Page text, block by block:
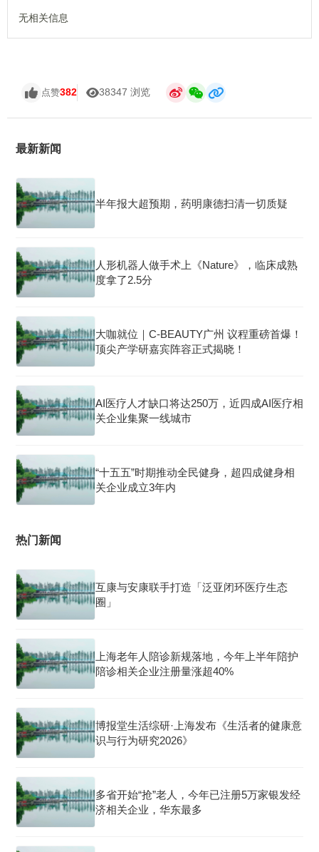
无相关信息
点赞382 38347 浏览
最新新闻
半年报大超预期，药明康德扫清一切质疑
人形机器人做手术上《Nature》，临床成熟
度拿了2.5分
大咖就位｜C-BEAUTY广州 议程重磅首爆！
顶尖产学研嘉宾阵容正式揭晓！
AI医疗人才缺口将达250万，近四成AI医疗相
关企业集聚一线城市
“十五五”时期推动全民健身，超四成健身相
关企业成立3年内
热门新闻
互康与安康联手打造「泛亚闭环医疗生态
圈」
上海老年人陪诊新规落地，今年上半年陪护
陪诊相关企业注册量涨超40%
博报堂生活综研·上海发布《生活者的健康意
识与行为研究2026》
多省开始“抢”老人，今年已注册5万家银发经
济相关企业，华东最多